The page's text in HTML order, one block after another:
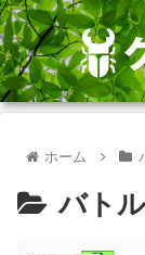
ホーム
バト